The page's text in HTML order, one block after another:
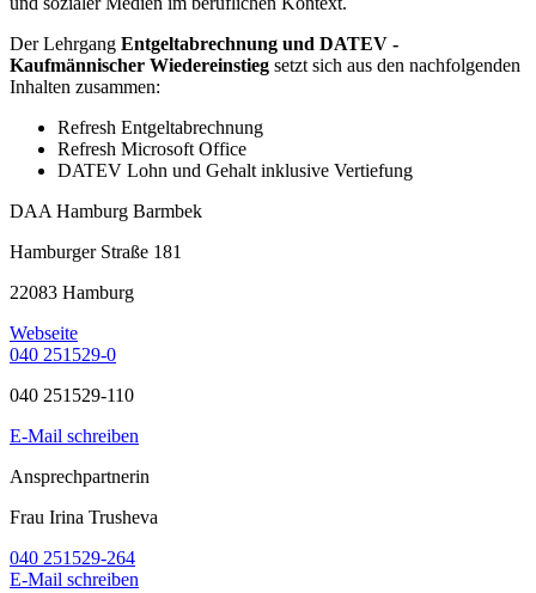
Der Lehrgang Entgeltabrechnung und DATEV -
Kaufmännischer Wiedereinstieg setzt sich aus den nachfolgenden
Inhalten zusammen:
Refresh Entgeltabrechnung
Refresh Microsoft Office
DATEV Lohn und Gehalt inklusive Vertiefung
DAA Hamburg Barmbek
Hamburger Straße 181
22083 Hamburg
Webseite
040 251529-0
040 251529-110
E-Mail schreiben
Ansprechpartnerin
Frau Irina Trusheva
040 251529-264
E-Mail schreiben